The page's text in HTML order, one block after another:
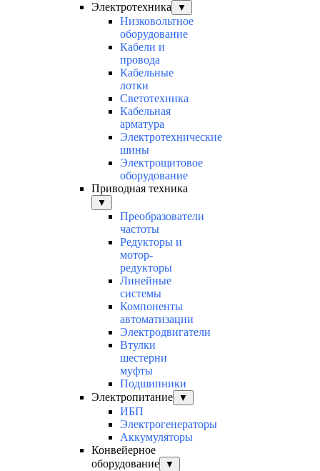
Электротехника ▼
Низковольтное
оборудование
Кабели и
провода
Кабельные
лотки
Светотехника
Кабельная
арматура
Электротехнические
шины
Электрощитовое
оборудование
Приводная техника
▼
Преобразователи
частоты
Редукторы и
мотор-
редукторы
Линейные
системы
Компоненты
автоматизации
Электродвигатели
Втулки
шестерни
муфты
Подшипники
Электропитание
▼
ИБП
Электрогенераторы
Аккумуляторы
Конвейерное
оборудование
▼